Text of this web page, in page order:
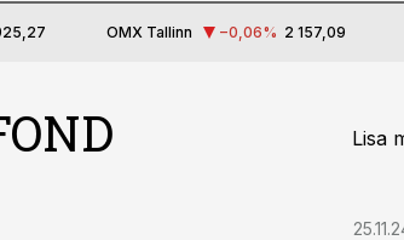
OMX Tallinn −0,06% 2 157,09
Lisa